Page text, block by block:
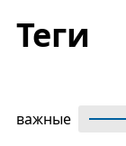
Теги
важные